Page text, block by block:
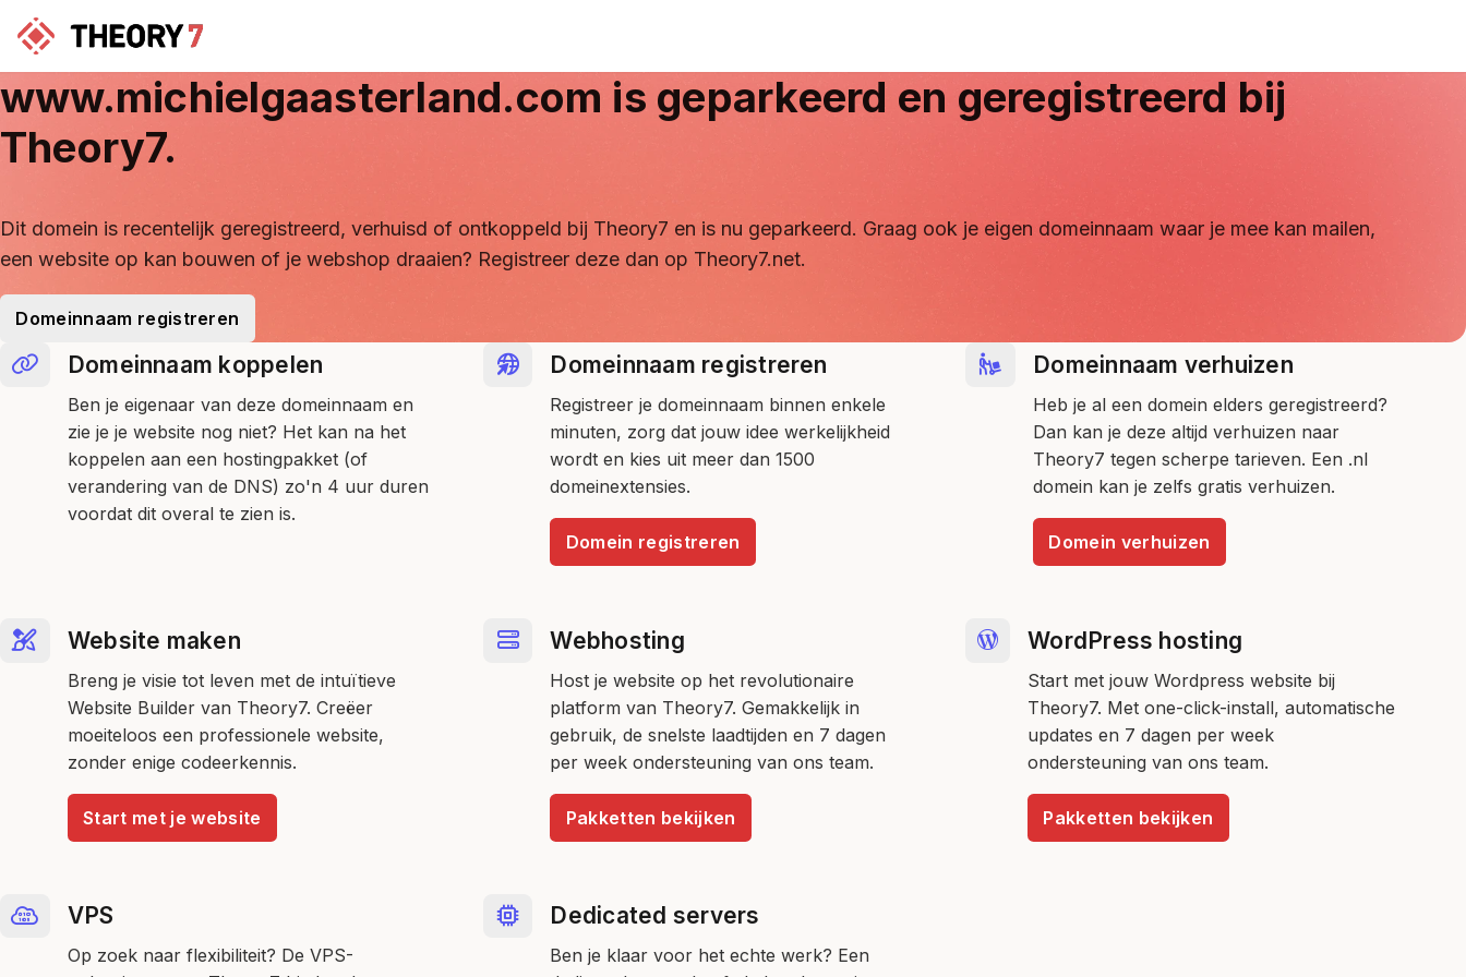
www.michielgaasterland.com is geparkeerd en geregistreerd bij
Theory7.
Dit domein is recentelijk geregistreerd, verhuisd of ontkoppeld bij Theory7 en is nu geparkeerd. Graag ook je eigen domeinnaam waar je mee kan mailen,
een website op kan bouwen of je webshop draaien? Registreer deze dan op Theory7.net.
Domeinnaam registreren
Domeinnaam koppelen
Ben je eigenaar van deze domeinnaam en
zie je je website nog niet? Het kan na het
koppelen aan een hostingpakket (of
verandering van de DNS) zo'n 4 uur duren
voordat dit overal te zien is.
Domeinnaam registreren
Registreer je domeinnaam binnen enkele
minuten, zorg dat jouw idee werkelijkheid
wordt en kies uit meer dan 1500
domeinextensies.
Domein registreren
Domeinnaam verhuizen
Heb je al een domein elders geregistreerd?
Dan kan je deze altijd verhuizen naar
Theory7 tegen scherpe tarieven. Een .nl
domein kan je zelfs gratis verhuizen.
Domein verhuizen
Website maken
Breng je visie tot leven met de intuïtieve
Website Builder van Theory7. Creëer
moeiteloos een professionele website,
zonder enige codeerkennis.
Start met je website
Webhosting
Host je website op het revolutionaire
platform van Theory7. Gemakkelijk in
gebruik, de snelste laadtijden en 7 dagen
per week ondersteuning van ons team.
Pakketten bekijken
WordPress hosting
Start met jouw Wordpress website bij
Theory7. Met one-click-install, automatische
updates en 7 dagen per week
ondersteuning van ons team.
Pakketten bekijken
VPS
Op zoek naar flexibiliteit? De VPS-
Dedicated servers
Ben je klaar voor het echte werk? Een